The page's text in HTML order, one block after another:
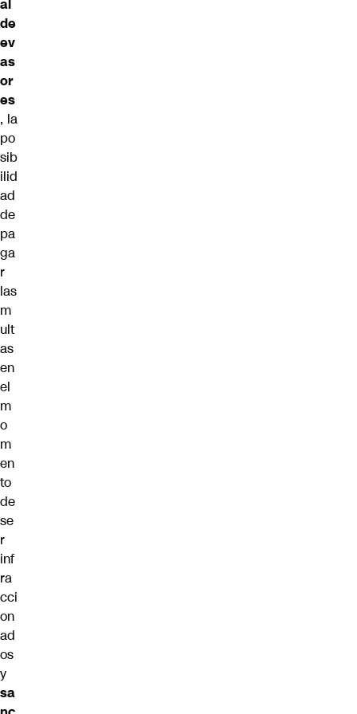
al
de
ev
as
or
es
, la
po
sib
ilid
ad
de
pa
ga
r
las
m
ult
as
en
el
m
o
m
en
to
de
se
r
inf
ra
cci
on
ad
os
y
sa